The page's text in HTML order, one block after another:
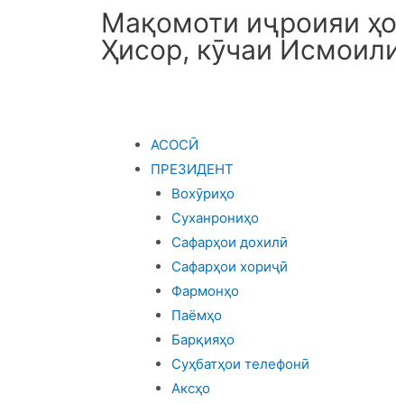
Мақомоти иҷроияи
Ҳисор, кӯчаи
АСОСӢ
ПРЕЗИДЕНТ
Вохӯриҳо
Суханрониҳо
Сафарҳои дохилӣ
Сафарҳои хориҷӣ
Фармонҳо
Паёмҳо
Барқияҳо
Суҳбатҳои телефонӣ
Аксҳо